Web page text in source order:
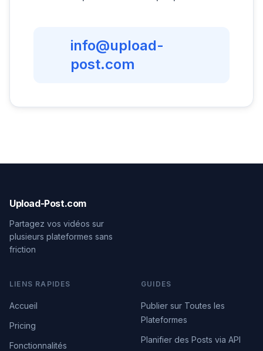
info@upload-
post.com
Upload-Post.com
Partagez vos vidéos sur
plusieurs plateformes sans
friction
LIENS RAPIDES
Accueil
Pricing
Fonctionnalités
GUIDES
Publier sur Toutes les
Plateformes
Planifier des Posts via API